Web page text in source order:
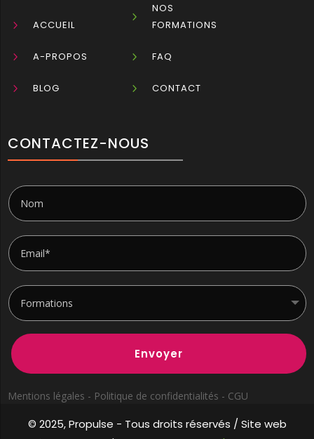
5 ACCUEIL
5
NOS
FORMATIONS
5 A-PROPOS 5 FAQ
5 BLOG 5 CONTACT
CONTACTEZ-NOUS
Envoyer
Mentions légales - Politique de confidentialités - CGU
© 2025, Propulse - Tous droits réservés / Site web